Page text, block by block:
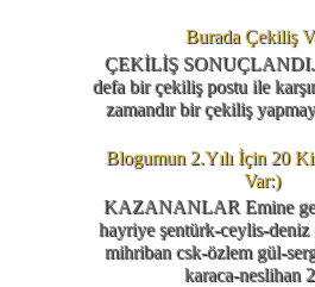
Burada Çekiliş
ÇEKİLİŞ
defa bir çekiliş postu ile
zamandır bir çekiliş
Blogumun 2.Yılı İçin 20
Var:)
KAZANANLAR Emine
hayriye şentürk-ceylis-deniz
mihriban csk-özlem gül-
karaca-neslihan